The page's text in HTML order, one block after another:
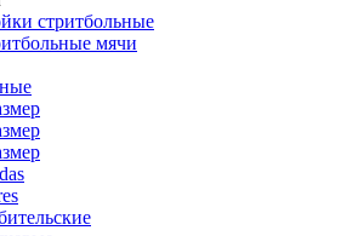
стритбольные
мячи